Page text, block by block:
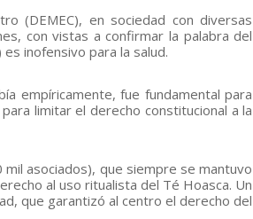
(DEMEC), en sociedad con diversas
con vistas a confirmar la palabra del
inofensivo para la salud.
empíricamente, fue fundamental para
limitar el derecho constitucional a la
asociados), que siempre se mantuvo
al uso ritualista del Té Hoasca. Un
que garantizó al centro el derecho del